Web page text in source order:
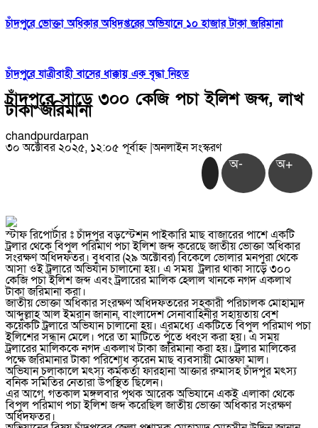
চাঁদপুরে ভোক্তা অধিকার অধিদপ্তরের অভিযানে ১০ হাজার টাকা জরিমানা
চাঁদপুরে যাত্রীবাহী বাসের ধাক্কায় এক বৃদ্ধা নিহত
চাঁদপুরে সাড়ে ৩০০ কেজি পচা ইলিশ জব্দ, লাখ
টাকা জরিমানা
chandpurdarpan
৩০ অক্টোবর ২০২৫, ১২:০৫ পূর্বাহ্ন|অনলাইন সংস্করণ
অ- অ+
স্টাফ রিপোর্টার ঃ চাঁদপুর বড়স্টেশন পাইকারি মাছ বাজারের পাশে একটি
ট্রলার থেকে বিপুল পরিমাণ পচা ইলিশ জব্দ করেছে জাতীয় ভোক্তা অধিকার
সংরক্ষণ অধিদফতর। বুধবার (২৯ অক্টোবর) বিকেলে ভোলার মনপুরা থেকে
আসা ওই ট্রলারে অভিযান চালানো হয়। এ সময় ট্রলার থাকা সাড়ে ৩০০
কেজি পচা ইলিশ জব্দ এবং ট্রলারের মালিক হেলাল খানকে নগদ একলাখ
টাকা জরিমানা করা।
জাতীয় ভোক্তা অধিকার সংরক্ষণ অধিদফতরের সহকারী পরিচালক মোহাম্মদ
আব্দুল্লাহ আল ইমরান জানান, বাংলাদেশ সেনাবাহিনীর সহায়তায় বেশ
কয়েকটি ট্রলারে অভিযান চালানো হয়। এরমধ্যে একটিতে বিপুল পরিমাণ পচা
ইলিশের সন্ধান মেলে। পরে তা মাটিতে পুঁতে ধ্বংস করা হয়। এ সময়
ট্রলারের মালিককে নগদ একলাখ টাকা জরিমানা করা হয়। ট্রলার মালিকের
পক্ষে জরিমানার টাকা পরিশোধ করেন মাছ ব্যবসায়ী মোস্তফা মাল।
অভিযান চলাকালে মৎস্য কর্মকর্তা ফারহানা আক্তার রুমাসহ চাঁদপুর মৎস্য
বনিক সমিতির নেতারা উপস্থিত ছিলেন।
এর আগে, গতকাল মঙ্গলবার পৃথক আরেক অভিযানে একই এলাকা থেকে
বিপুল পরিমাণ পচা ইলিশ জব্দ করেছিল জাতীয় ভোক্তা অধিকার সংরক্ষণ
অধিদফতর।